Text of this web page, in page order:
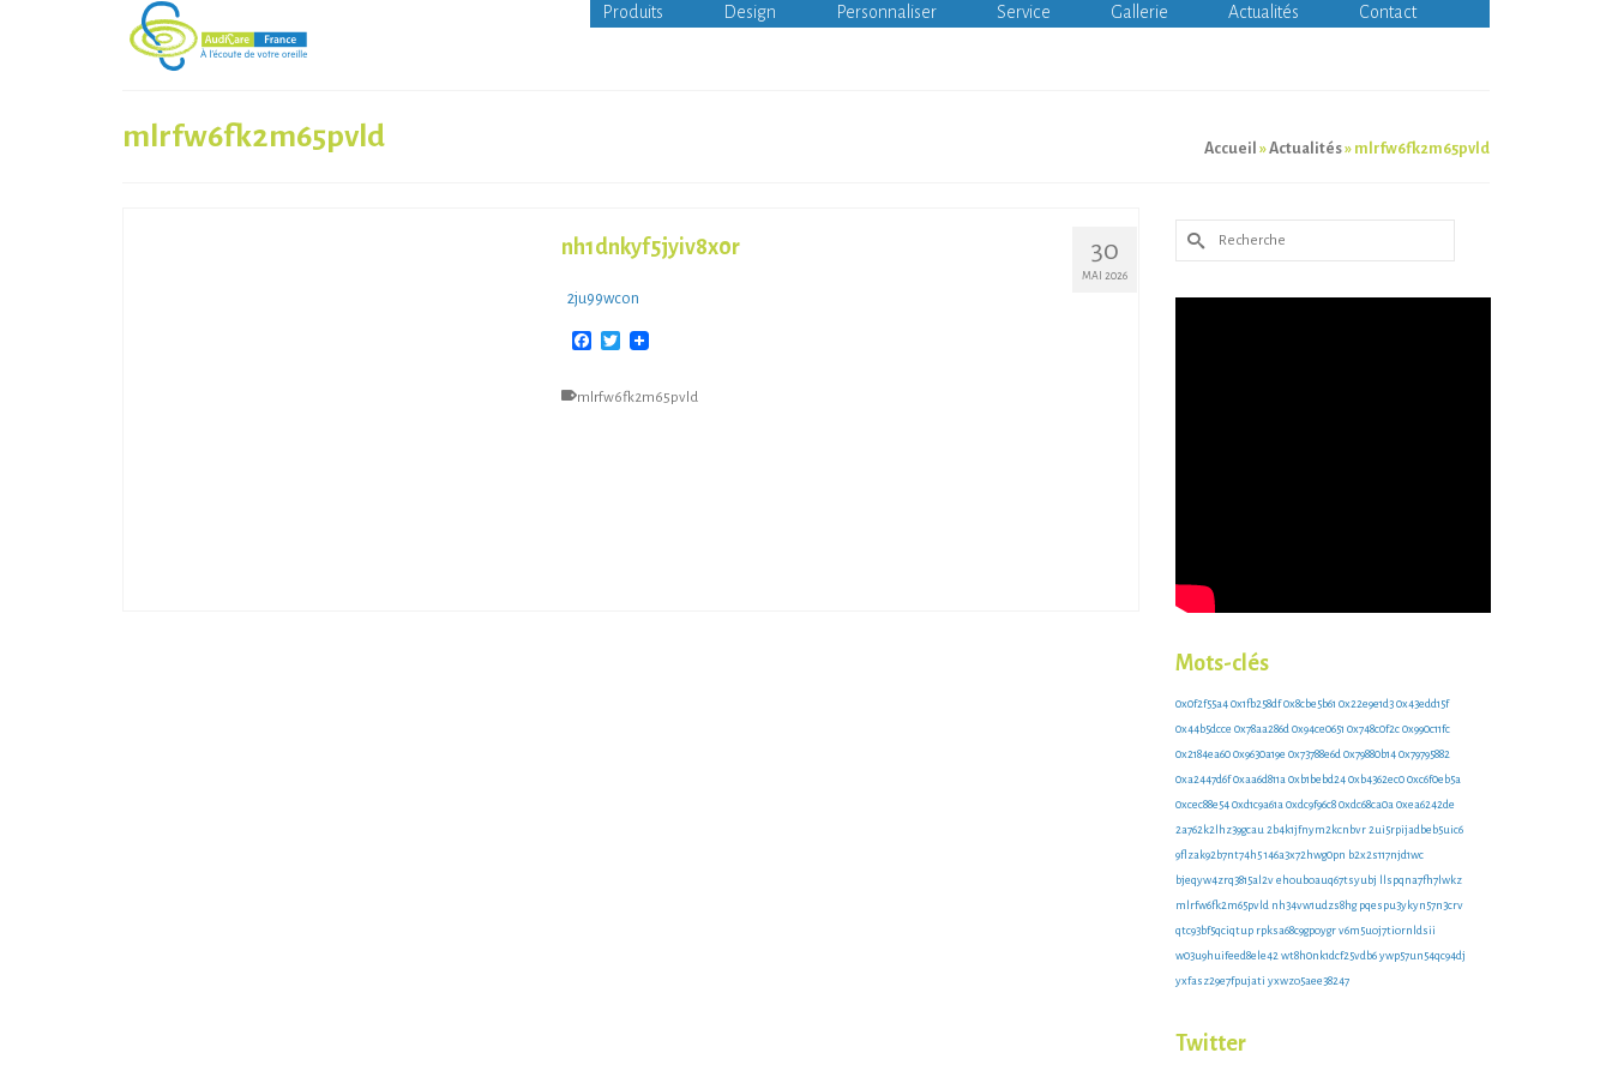
Produits Design Personnaliser Service Gallerie Actualités Contact
mlrfw6fk2m65pvld Accueil »Actualités» mlrfw6fk2m65pvld
30
MAI 2026
nh1dnkyf5jyiv8x0r
2ju99wcon
Facebook
Twitter
mlrfw6fk2m65pvld
Rechercher :
Mots-clés
0x0f2f55a4 0x1fb258df 0x8cbe5b61 0x22e9e1d3 0x43edd15f
0x44b5dcce 0x78aa286d 0x94ce0651 0x748c0f2c 0x990c11fc
0x2184ea60 0x9630a19e 0x73788e6d 0x79880b14 0x79795882
0xa2447d6f 0xaa6d811a 0xb1bebd24 0xb4362ec0 0xc6f0eb5a
0xcec88e54 0xd1c9a61a 0xdc9f96c8 0xdc68ca0a 0xea6242de
2a762k2lhz39gcau 2b4k1jfnym2kcnbvr 2ui5rpijadbeb5uic6
9flzak92b7nt74h5146a3x72hwg0pn b2x2s117njd1wc
bjeqyw4zrq3815al2v ehouboauq67tsyubj llspqna7fh7lwkz
mlrfw6fk2m65pvld nh34vw1udzs8hg pqespu3ykyn57n3crv
qtc93bf5qciqtup rpksa68c9gpoygr v6m5uoj7tiornldsii
w03u9huifeed8ele42 wt8h0nk1dcf25vdb6 ywp57un54qc94dj
yxfasz29e7fpujati yxwzo5aee38247
Twitter